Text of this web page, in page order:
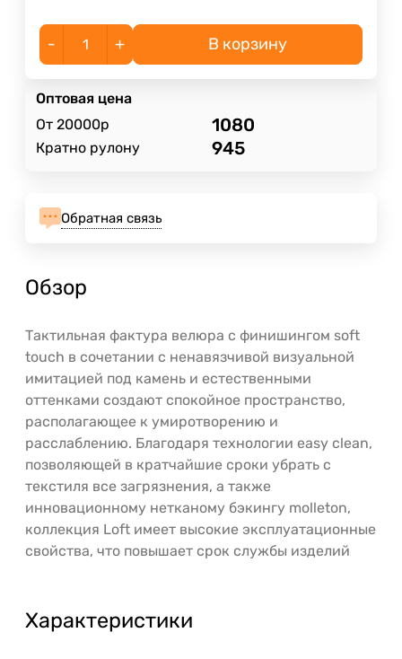
- + В корзину
Оптовая цена
От 20000р
1080
Кратно рулону 945
Обратная связь
Обзор
Тактильная фактура велюра с финишингом soft
touch в сочетании с ненавязчивой визуальной
имитацией под камень и естественными
оттенками создают спокойное пространство,
располагающее к умиротворению и
расслаблению. Благодаря технологии easy clean,
позволяющей в кратчайшие сроки убрать с
текстиля все загрязнения, а также
инновационному нетканому бэкингу molleton,
коллекция Loft имеет высокие эксплуатационные
свойства, что повышает срок службы изделий
Характеристики